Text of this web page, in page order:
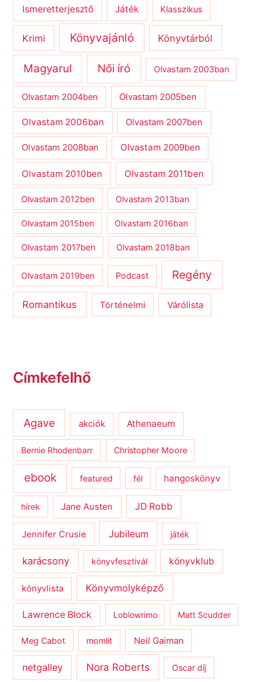
Ismeretterjesztő Játék Klasszikus
Krimi Könyvajánló Könyvtárból
Magyarul Női író Olvastam 2003ban
Olvastam 2004ben Olvastam 2005ben
Olvastam 2006ban Olvastam 2007ben
Olvastam 2008ban Olvastam 2009ben
Olvastam 2010ben Olvastam 2011ben
Olvastam 2012ben Olvastam 2013ban
Olvastam 2015ben Olvastam 2016ban
Olvastam 2017ben Olvastam 2018ban
Olvastam 2019ben Podcast Regény
Romantikus Történelmi Várólista
Címkefelhő
Agave akciók Athenaeum
Bernie Rhodenbarr Christopher Moore
ebook featured fél hangoskönyv
hírek Jane Austen JD Robb
Jennifer Crusie Jubileum játék
karácsony könyvfesztivál könyvklub
könyvlista Könyvmolyképző
Lawrence Block Loblowrimo Matt Scudder
Meg Cabot momlit Neil Gaiman
netgalley Nora Roberts Oscar díj